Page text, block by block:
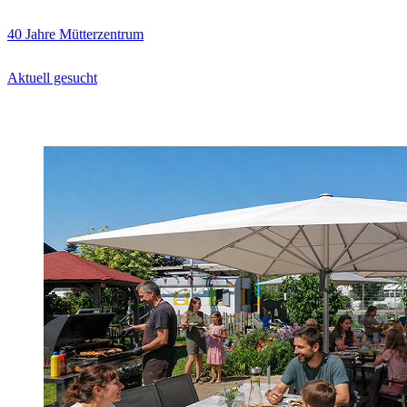
40 Jahre Mütterzentrum
Aktuell gesucht